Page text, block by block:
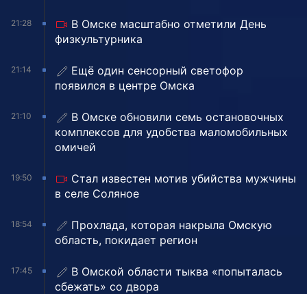
21:28
В Омске масштабно отметили День
физкультурника
21:14
Ещё один сенсорный светофор
появился в центре Омска
21:10
В Омске обновили семь остановочных
комплексов для удобства маломобильных
омичей
19:50
Стал известен мотив убийства мужчины
в селе Соляное
18:54
Прохлада, которая накрыла Омскую
область, покидает регион
17:45
В Омской области тыква «попыталась
сбежать» со двора